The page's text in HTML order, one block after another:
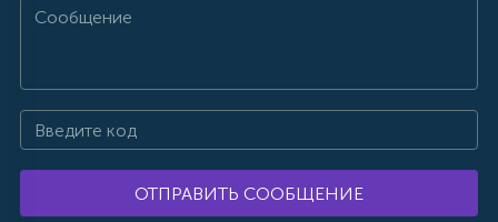
ОТПРАВИТЬ СООБЩЕНИЕ